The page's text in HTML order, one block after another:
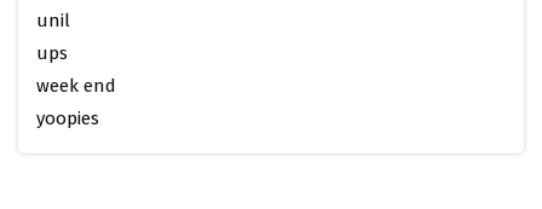
unil
ups
week end
yoopies